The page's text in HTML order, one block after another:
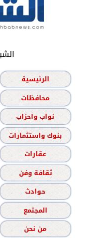
الرئيسية
محافظات
نواب واحزاب
بنوك واستثمارات
عقارات
ثقافة وفن
حوادث
المجتمع
من نحن